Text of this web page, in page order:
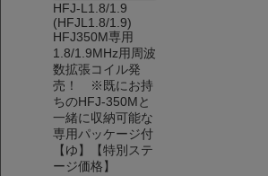
HFJ-L1.8/1.9
(HFJL1.8/1.9)
HFJ350M専用
1.8/1.9MHz用周波
数拡張コイル発
売！ ※既にお持
ちのHFJ-350Mと
一緒に収納可能な
専用パッケージ付
【ゆ】【特別ステ
ージ価格】